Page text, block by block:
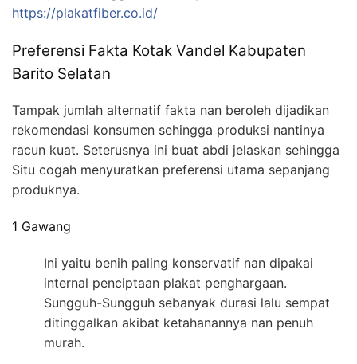
https://plakatfiber.co.id/
Preferensi Fakta Kotak Vandel Kabupaten
Barito Selatan
Tampak jumlah alternatif fakta nan beroleh dijadikan
rekomendasi konsumen sehingga produksi nantinya
racun kuat. Seterusnya ini buat abdi jelaskan sehingga
Situ cogah menyuratkan preferensi utama sepanjang
produknya.
1 Gawang
Ini yaitu benih paling konservatif nan dipakai
internal penciptaan plakat penghargaan.
Sungguh-Sungguh sebanyak durasi lalu sempat
ditinggalkan akibat ketahanannya nan penuh
murah.